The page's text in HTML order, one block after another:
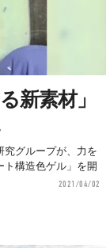
新素材」
究グループが、力を
構造色ゲル」を開
2021/04/02